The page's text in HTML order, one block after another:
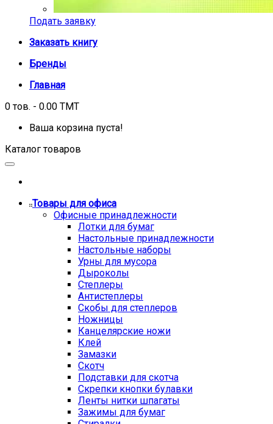
Подать заявку
Заказать книгу
Бренды
Главная
0 тов. - 0.00 TMT
Ваша корзина пуста!
Каталог товаров
Товары для офиса
Офисные принадлежности
Лотки для бумаг
Настольные принадлежности
Настольные наборы
Урны для мусора
Дыроколы
Степлеры
Антистеплеры
Скобы для степлеров
Ножницы
Канцелярские ножи
Клей
Замазки
Скотч
Подставки для скотча
Скрепки кнопки булавки
Ленты нитки шпагаты
Зажимы для бумаг